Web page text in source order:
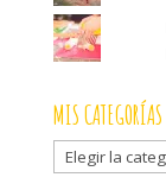
MIS CATEGORÍAS
Mis
categorías